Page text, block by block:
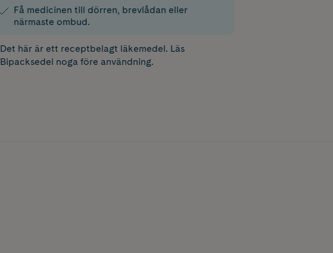
Få medicinen till dörren, brevlådan eller
närmaste ombud.
Det här är ett receptbelagt läkemedel. Läs
Bipacksedel noga före användning.